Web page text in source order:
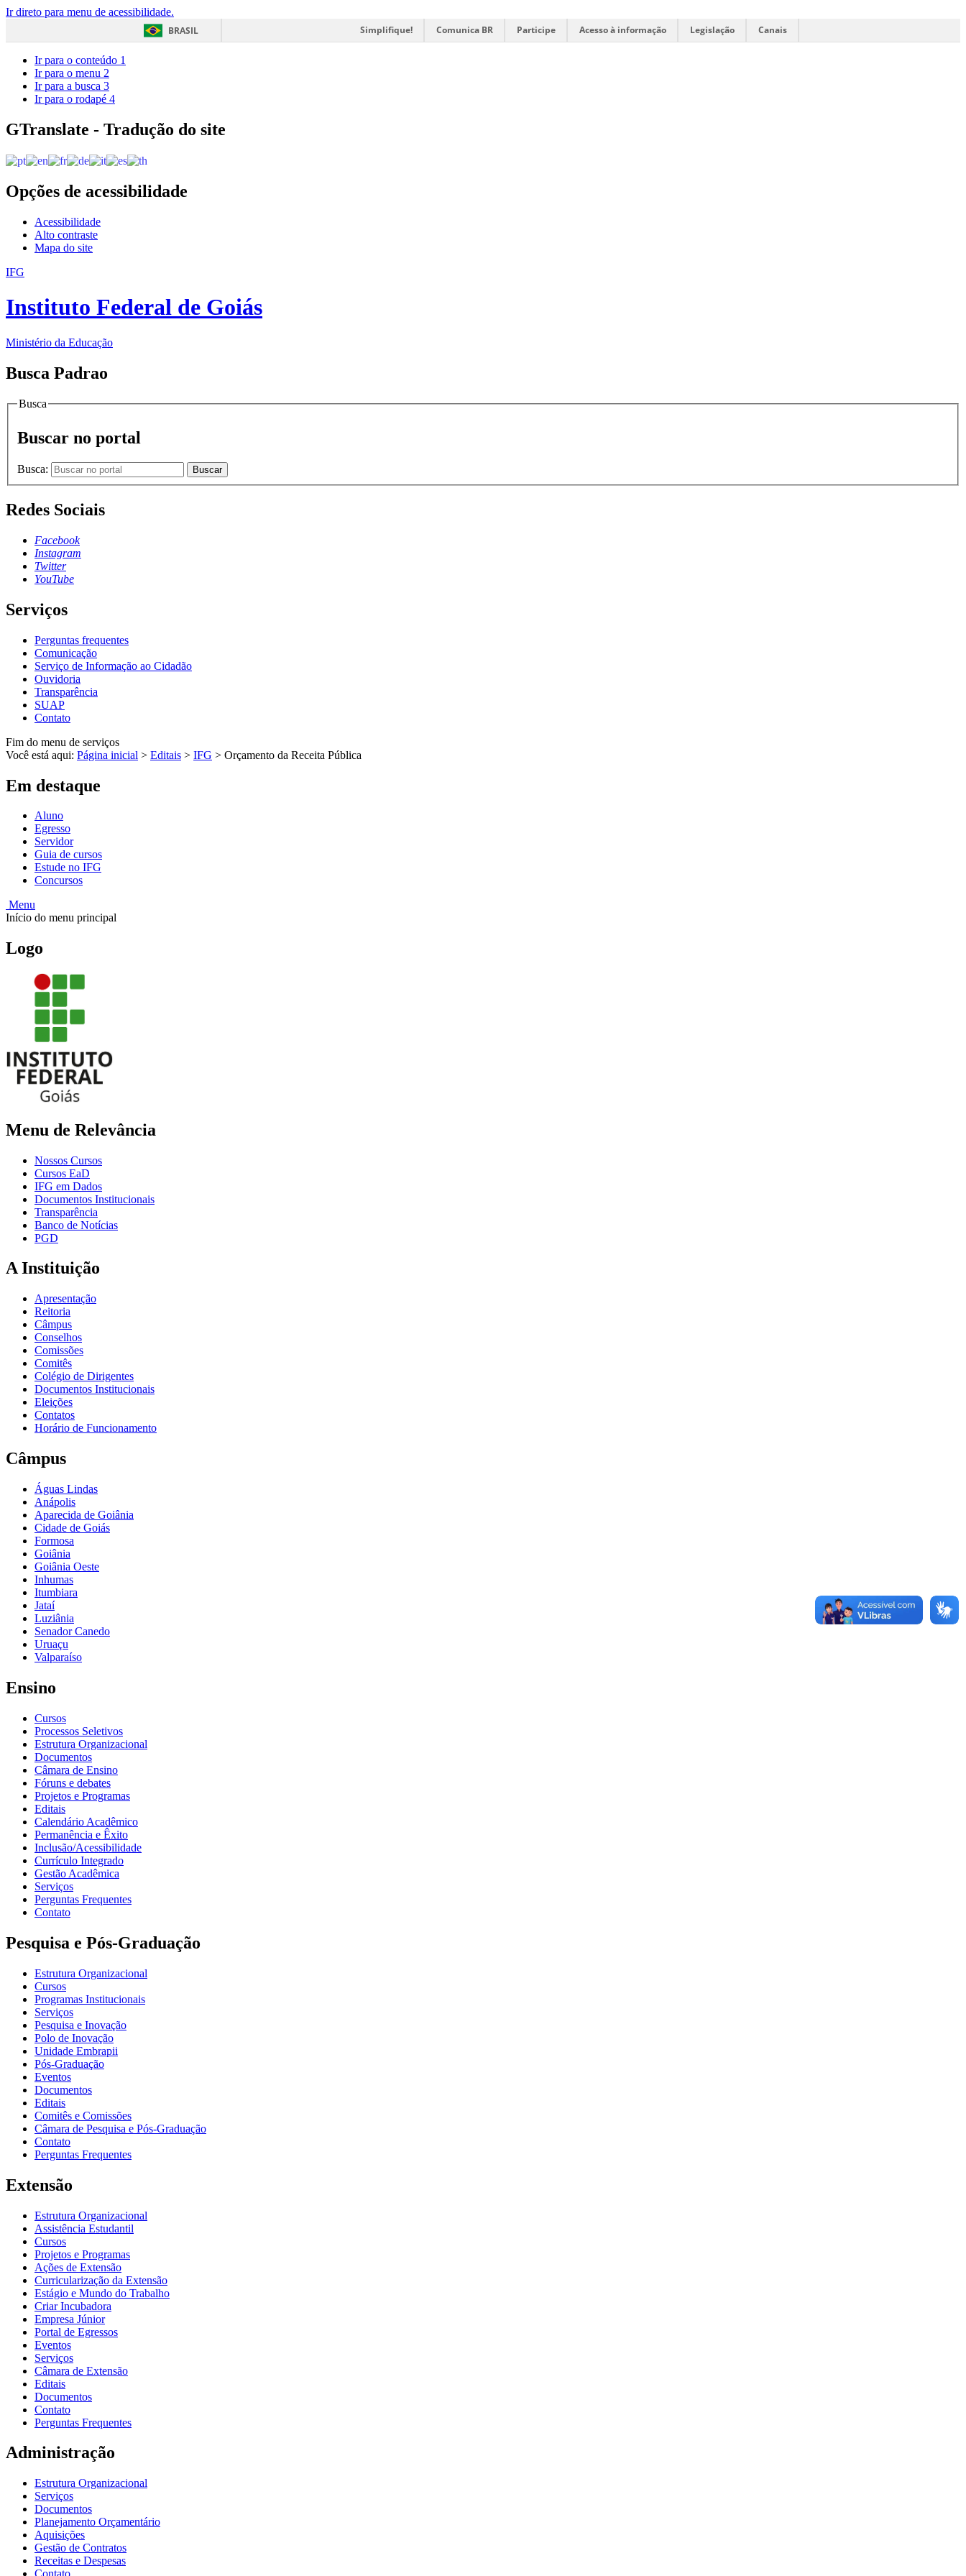
Ir direto para menu de acessibilidade.
BRASIL
Simplifique! Comunica BR Participe Acesso à informação Legislação Canais
Ir para o conteúdo 1
Ir para o menu 2
Ir para a busca 3
Ir para o rodapé 4
GTranslate - Tradução do site
Opções de acessibilidade
Acessibilidade
Alto contraste
Mapa do site
IFG
Instituto Federal de Goiás
Ministério da Educação
Busca Padrao
Busca
Buscar no portal
Busca: Buscar
Redes Sociais
Facebook
Instagram
Twitter
YouTube
Serviços
Perguntas frequentes
Comunicação
Serviço de Informação ao Cidadão
Ouvidoria
Transparência
SUAP
Contato
Fim do menu de serviços
Você está aqui: Página inicial > Editais > IFG > Orçamento da Receita Pública
Em destaque
Aluno
Egresso
Servidor
Guia de cursos
Estude no IFG
Concursos
Menu
Início do menu principal
Logo
Menu de Relevância
Nossos Cursos
Cursos EaD
IFG em Dados
Documentos Institucionais
Transparência
Banco de Notícias
PGD
A Instituição
Apresentação
Reitoria
Câmpus
Conselhos
Comissões
Comitês
Colégio de Dirigentes
Documentos Institucionais
Eleições
Contatos
Horário de Funcionamento
Câmpus
Águas Lindas
Anápolis
Aparecida de Goiânia
Cidade de Goiás
Formosa
Goiânia
Goiânia Oeste
Inhumas
Itumbiara
Jataí
Luziânia
Senador Canedo
Uruaçu
Valparaíso
Ensino
Cursos
Processos Seletivos
Estrutura Organizacional
Documentos
Câmara de Ensino
Fóruns e debates
Projetos e Programas
Editais
Calendário Acadêmico
Permanência e Êxito
Inclusão/Acessibilidade
Currículo Integrado
Gestão Acadêmica
Serviços
Perguntas Frequentes
Contato
Pesquisa e Pós-Graduação
Estrutura Organizacional
Cursos
Programas Institucionais
Serviços
Pesquisa e Inovação
Polo de Inovação
Unidade Embrapii
Pós-Graduação
Eventos
Documentos
Editais
Comitês e Comissões
Câmara de Pesquisa e Pós-Graduação
Contato
Perguntas Frequentes
Extensão
Estrutura Organizacional
Assistência Estudantil
Cursos
Projetos e Programas
Ações de Extensão
Curricularização da Extensão
Estágio e Mundo do Trabalho
Criar Incubadora
Empresa Júnior
Portal de Egressos
Eventos
Serviços
Câmara de Extensão
Editais
Documentos
Contato
Perguntas Frequentes
Administração
Estrutura Organizacional
Serviços
Documentos
Planejamento Orçamentário
Aquisições
Gestão de Contratos
Receitas e Despesas